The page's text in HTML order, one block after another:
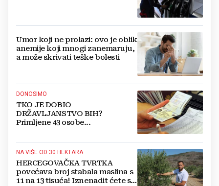
Umor koji ne prolazi: ovo je oblik
anemije koji mnogi zanemaruju,
a može skrivati teške bolesti
DONOSIMO
TKO JE DOBIO
DRŽAVLJANSTVO BIH?
Primljene 43 osobe...
NA VIŠE OD 30 HEKTARA
HERCEGOVAČKA TVRTKA
povećava broj stabala maslina s
11 na 13 tisuća! Iznenadit ćete se